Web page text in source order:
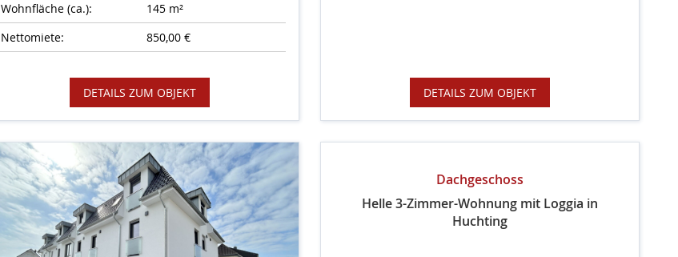
Wohnfläche (ca.):
145 m²
Nettomiete:
850,00 €
DETAILS ZUM OBJEKT DETAILS ZUM OBJEKT
Dachgeschoss
Helle 3-Zimmer-Wohnung mit Loggia in
Huchting